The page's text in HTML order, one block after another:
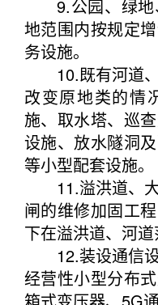
9.公园、绿地
地范围内按规定
务设施。
10.既有河道、
改变原地类的情
施、取水塔、巡
设施、放水隧洞
等小型配套设施。
11.溢洪道、大
闸的维修加固工
下在溢洪道、河道
12.装设通信设
经营性小型分布